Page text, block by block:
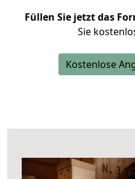
Füllen Sie jetzt das
Sie
Kostenlose